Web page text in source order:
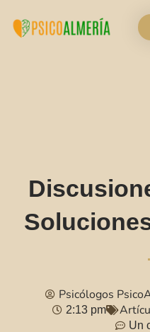
contenido
Psicólogos
2:13 pm
Un